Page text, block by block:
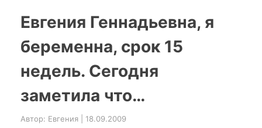
Евгения Геннадьевна, я
беременна, срок 15
недель. Сегодня
заметила что…
Автор: Евгения | 18.09.2009